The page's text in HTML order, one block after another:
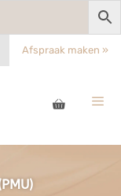
Afspraak maken »